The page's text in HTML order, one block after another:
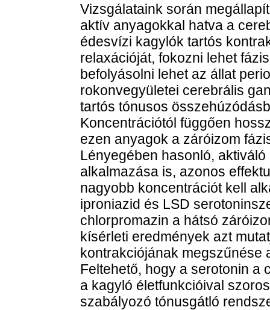
Vizsgálataink során
aktív anyagokkal hatva a
édesvízi kagylók tartós
relaxációját, fokozni lehet
befolyásolni lehet az állat
rokonvegyületei cerebrális
tartós tónusos
Koncentrációtól függően
ezen anyagok a záróizom
Lényegében hasonló,
alkalmazása is, azonos
nagyobb koncentrációt kell
iproniazid és LSD
chlorpromazin a hátsó
kísérleti eredmények azt
kontrakciójának megszűnése
Feltehető, hogy a serotonin a
a kagyló életfunkcióival
szabályozó tónusgátló